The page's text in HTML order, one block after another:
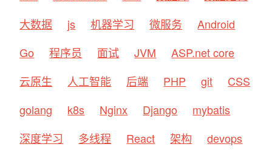
大数据
js 机器学习 微服务
Android
Go
程序员 面试 JVM
ASP.net core
云原生
人工智能 后端 PHP git
CSS
golang
k8s Nginx Django
mybatis
深度学习
多线程 React 架构
devops